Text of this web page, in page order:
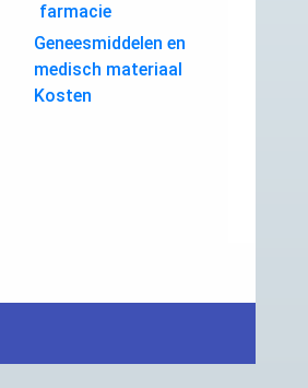
farmacie
Geneesmiddelen en
medisch materiaal
Kosten